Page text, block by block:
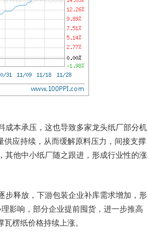
成本承压，这也导致多家龙头纸厂部分机
应持续，从而缓解原料压力，间接支撑
其他中小纸厂随之跟进，形成行业性的涨
步释放，下游包装企业补库需求增加，形
影响，部分企业提前囤货，进一步推高
楞纸价格持续上涨。